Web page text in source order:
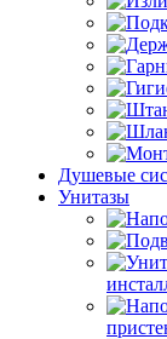
Душевые
Унитазы